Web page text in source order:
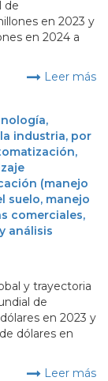
de
en 2023 y
en 2024 a
Leer más
industria, por
(manejo
suelo, manejo
comerciales,
análisis
y trayectoria
de
en 2023 y
dólares en
Leer más